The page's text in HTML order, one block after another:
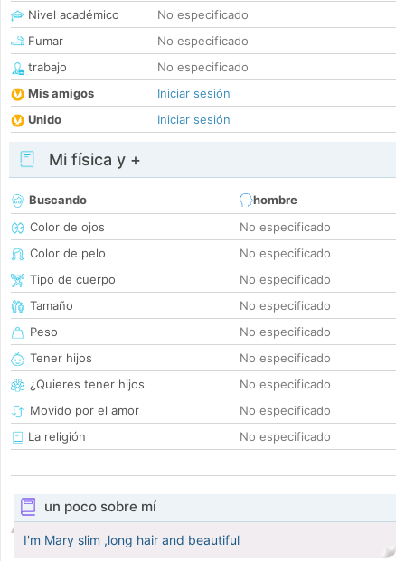
Nivel académico
No especificado
Fumar
No especificado
trabajo
No especificado
Mis amigos
Iniciar sesión
Unido
Iniciar sesión
Mi física y +
Buscando
hombre
Color de ojos
No especificado
Color de pelo
No especificado
Tipo de cuerpo
No especificado
Tamaño
No especificado
Peso
No especificado
Tener hijos
No especificado
¿Quieres tener hijos
No especificado
Movido por el amor
No especificado
La religión
No especificado
un poco sobre mí
I'm Mary slim ,long hair and beautiful